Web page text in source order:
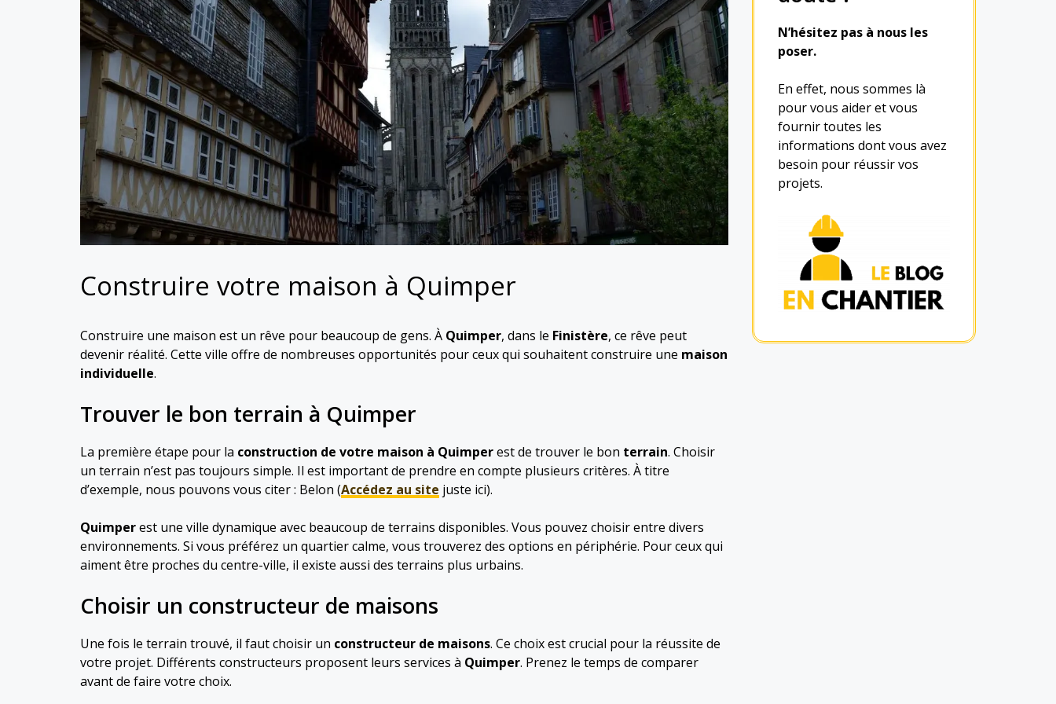
Construire votre maison à Quimper
Construire une maison est un rêve pour beaucoup de gens. À Quimper, dans le Finistère, ce rêve peut
devenir réalité. Cette ville offre de nombreuses opportunités pour ceux qui souhaitent construire une maison
individuelle.
Trouver le bon terrain à Quimper
La première étape pour la construction de votre maison à Quimperest de trouver le bon terrain. Choisir
un terrain n’est pas toujours simple. Il est important de prendre en compte plusieurs critères. À titre
d’exemple, nous pouvons vous citer : Belon (Accédez au site juste ici).
Quimperest une ville dynamique avec beaucoup de terrains disponibles. Vous pouvez choisir entre divers
environnements. Si vous préférez un quartier calme, vous trouverez des options en périphérie. Pour ceux qui
aiment être proches du centre-ville, il existe aussi des terrains plus urbains.
Choisir un constructeur de maisons
Une fois le terrain trouvé, il faut choisir un constructeur de maisons. Ce choix est crucial pour la réussite de
votre projet. Différents constructeurs proposent leurs services à Quimper. Prenez le temps de comparer
avant de faire votre choix.
N’hésitez pas à nous les
poser.
En effet, nous sommes là
pour vous aider et vous
fournir toutes les
informations dont vous avez
besoin pour réussir vos
projets.